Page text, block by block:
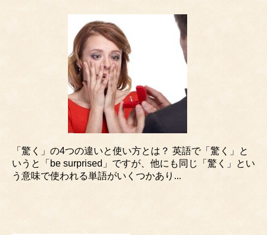
「驚く」の4つの違いと使い方とは？ 英語で「驚く」と
いうと「be surprised」ですが、他にも同じ「驚く」とい
う意味で使われる単語がいくつかあり...